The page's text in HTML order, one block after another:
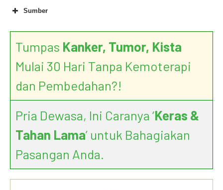
Sumber
Tumpas Kanker, Tumor, Kista
Mulai 30 Hari Tanpa Kemoterapi
dan Pembedahan?!
Pria Dewasa, Ini Caranya ‘Keras &
Tahan Lama’ untuk Bahagiakan
Pasangan Anda.